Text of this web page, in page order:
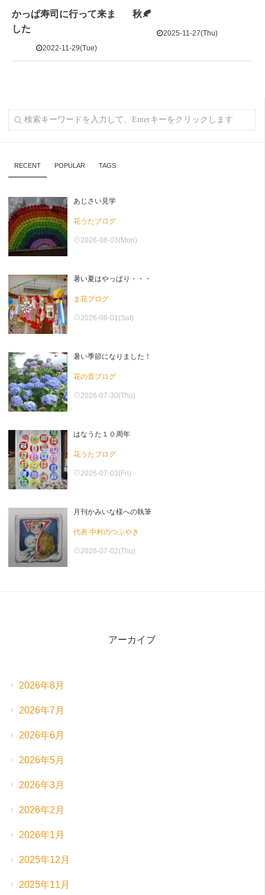
かっぱ寿司に行って来ま
した
2022-11-29(Tue)
秋🍂
2025-11-27(Thu)
RECENT POPULAR TAGS
あじさい見学
花うたブログ
2026-08-03(Mon)
暑い夏はやっぱり・・・
ま花ブログ
2026-08-01(Sat)
暑い季節になりました！
花の音ブログ
2026-07-30(Thu)
はなうた１０周年
花うたブログ
2026-07-03(Fri)
月刊かみいな様への執筆
代表 中村のつぶやき
2026-07-02(Thu)
アーカイブ
2026年8月
2026年7月
2026年6月
2026年5月
2026年3月
2026年2月
2026年1月
2025年12月
2025年11月